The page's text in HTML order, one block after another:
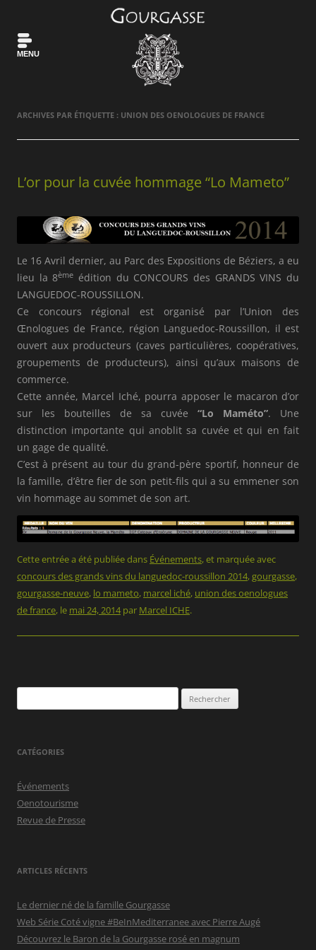
MENU
ARCHIVES PAR ÉTIQUETTE : UNION DES OENOLOGUES DE FRANCE
L’or pour la cuvée hommage “Lo Mameto”
Le 16 Avril dernier, au Parc des Expositions de Béziers, a eu
lieu la 8ème édition du CONCOURS des GRANDS VINS du
LANGUEDOC-ROUSSILLON.
Ce concours régional est organisé par l’Union des
Œnologues de France, région Languedoc-Roussillon, il est
ouvert aux producteurs (caves particulières, coopératives,
groupements de producteurs), ainsi qu’aux maisons de
commerce.
Cette année, Marcel Iché, pourra apposer le macaron d’or
sur les bouteilles de sa cuvée “Lo Maméto”. Une
distinction importante qui anoblit sa cuvée et qui en fait
un gage de qualité.
C’est à présent au tour du grand-père sportif, honneur de
la famille, d’être fier de son petit-fils qui a su emmener son
vin hommage au sommet de son art.
Cette entrée a été publiée dans Événements, et marquée avec
concours des grands vins du languedoc-roussillon 2014,gourgasse,
gourgasse-neuve, lo mameto, marcel iché, union des oenologues
de france, le mai 24, 2014 par Marcel ICHE.
CATÉGORIES
Événements
Oenotourisme
Revue de Presse
ARTICLES RÉCENTS
Le dernier né de la famille Gourgasse
Web Série Coté vigne #BeInMediterranee avec Pierre Augé
Découvrez le Baron de la Gourgasse rosé en magnum